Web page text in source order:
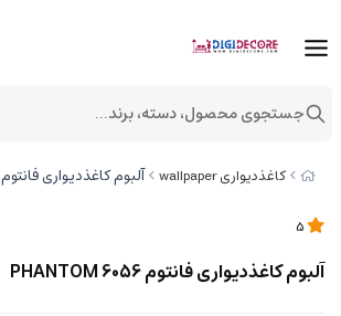
کاغذدیواری wallpaper آلبوم کاغذدیواری فانتوم 6056 PHANTOM
آلبوم کاغذدیواری فانتوم 6056 PHANTOM
جستجوی محصول، دسته، برند...